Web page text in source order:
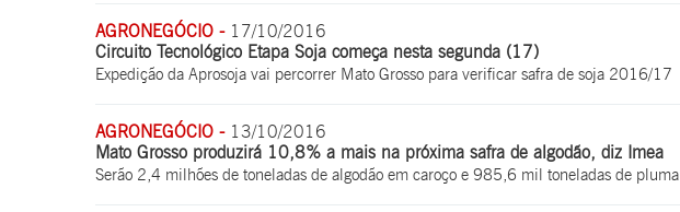
AGRONEGÓCIO - 17/10/2016
Circuito Tecnológico Etapa Soja começa nesta segunda (17)
Expedição da Aprosoja vai percorrer Mato Grosso para verificar safra de soja 2016/17
AGRONEGÓCIO - 13/10/2016
Mato Grosso produzirá 10,8% a mais na próxima safra de algodão, diz Imea
Serão 2,4 milhões de toneladas de algodão em caroço e 985,6 mil toneladas de pluma